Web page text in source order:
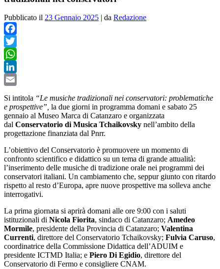
Pubblicato il 23 Gennaio 2025 | da Redazione
Facebook
Twitter
WhatsApp
LinkedIn
Si intitola “Le musiche tradizionali nei conservatori: problematiche
e prospettive”, la due giorni in programma domani e sabato 25
gennaio al Museo Marca di Catanzaro e organizzata
dal Conservatorio di Musica Tchaikovsky nell’ambito della
progettazione finanziata dal Pnrr.
L’obiettivo del Conservatorio è promuovere un momento di
confronto scientifico e didattico su un tema di grande attualità:
l’inserimento delle musiche di tradizione orale nei programmi dei
conservatori italiani. Un cambiamento che, seppur giunto con ritardo
rispetto al resto d’Europa, apre nuove prospettive ma solleva anche
interrogativi.
La prima giornata si aprirà domani alle ore 9:00 con i saluti
istituzionali di Nicola Fiorita, sindaco di Catanzaro; Amedeo
Mormile, presidente della Provincia di Catanzaro; Valentina
Currenti, direttore del Conservatorio Tchaikovsky; Fulvia Caruso,
coordinatrice della Commissione Didattica dell’ADUIM e
presidente ICTMD Italia; e Piero Di Egidio, direttore del
Conservatorio di Fermo e consigliere CNAM.